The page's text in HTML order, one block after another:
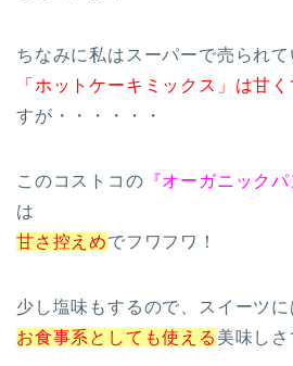
ちなみに私はスーパーで売られ
「ホットケーキミックス」は甘
すが・・・・・・
このコストコの 『オーガニック
は
甘さ控えめでフワフワ！
少し塩味もするので、スイーツに
お食事系としても使える 美味しさ